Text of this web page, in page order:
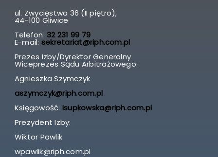
ul. Zwycięstwa 36 (II piętro),
44-100 Gliwice
Telefon: 32 231 99 79
E-mail: sekretariat@riph.com.pl
Prezes Izby/Dyrektor Generalny
Wiceprezes Sądu Arbitrażowego:
Agnieszka Szymczyk
aszymczyk@riph.com.pl
Księgowość: isupkowska@riph.com.pl
Prezydent Izby:
Wiktor Pawlik
wpawlik@riph.com.pl